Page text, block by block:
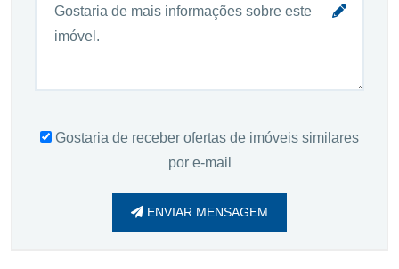
Gostaria de receber ofertas de imóveis similares
por e-mail
ENVIAR MENSAGEM